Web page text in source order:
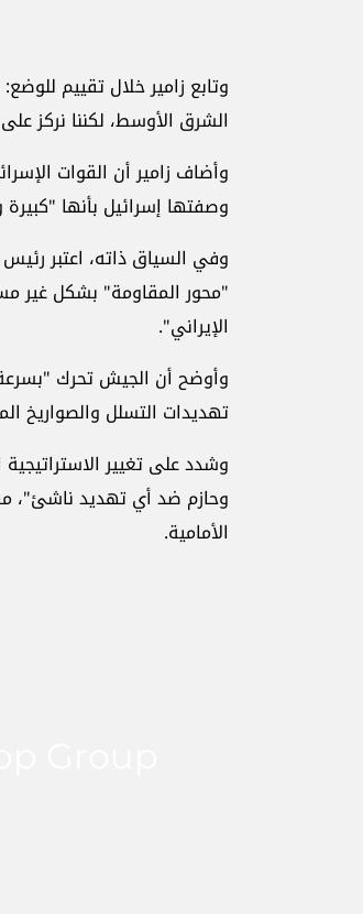
وتابع زامير خلال تقييم
الشرق الأوسط، لكننا نركز
وأضاف زامير أن القوات
وصفتها إسرائيل بأنها
وفي السياق ذاته، اعتبر
"محور المقاومة" بشكل غير
الإيراني".
وأوضح أن الجيش تحرك
تهديدات التسلل والصواريخ
وشدد على تغيير
وحازم ضد أي تهديد ناشئ"،
الأمامية.